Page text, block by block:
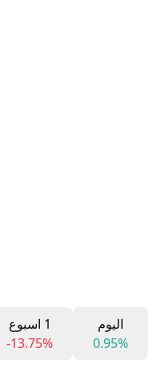
اليوم
0.95%
1 اسبوع
-13.75%